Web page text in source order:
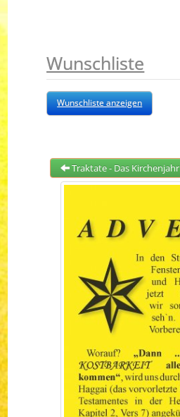
Wunschliste
Wunschliste anzeigen
Traktate - Das Kirchenjahr